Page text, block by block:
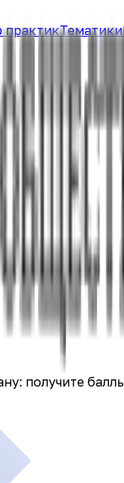
практикТематики
получите